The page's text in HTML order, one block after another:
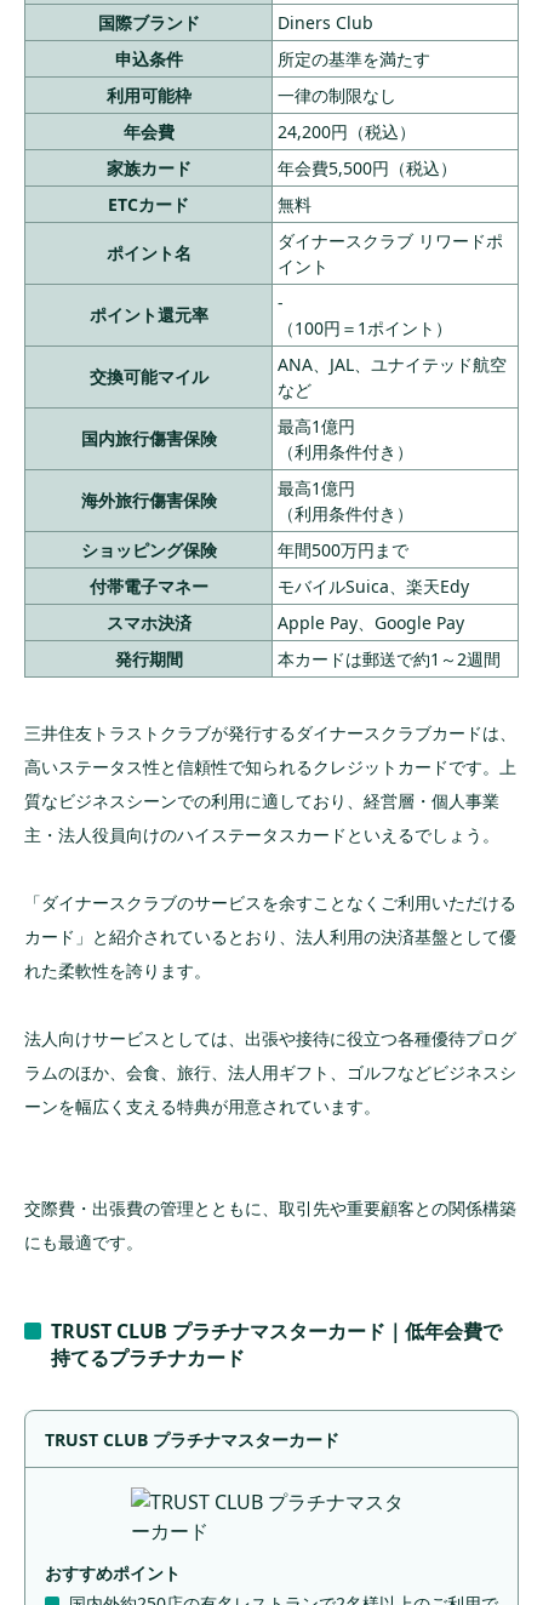
国際ブランド
Diners Club
申込条件
所定の基準を満たす
利用可能枠
一律の制限なし
年会費
24,200円（税込）
家族カード
年会費5,500円（税込）
ETCカード
無料
ポイント名
ダイナースクラブ リワードポ
イント
ポイント還元率
-
（100円＝1ポイント）
交換可能マイル
ANA、JAL、ユナイテッド航空
など
国内旅行傷害保険
最高1億円
（利用条件付き）
海外旅行傷害保険
最高1億円
（利用条件付き）
ショッピング保険
年間500万円まで
付帯電子マネー
モバイルSuica、楽天Edy
スマホ決済
Apple Pay、Google Pay
発行期間
本カードは郵送で約1～2週間
三井住友トラストクラブが発行するダイナースクラブカードは、
高いステータス性と信頼性で知られるクレジットカードです。上
質なビジネスシーンでの利用に適しており、経営層・個人事業
主・法人役員向けのハイステータスカードといえるでしょう。
「ダイナースクラブのサービスを余すことなくご利用いただける
カード」と紹介されているとおり、法人利用の決済基盤として優
れた柔軟性を誇ります。
法人向けサービスとしては、出張や接待に役立つ各種優待プログ
ラムのほか、会食、旅行、法人用ギフト、ゴルフなどビジネスシ
ーンを幅広く支える特典が用意されています。
交際費・出張費の管理とともに、取引先や重要顧客との関係構築
にも最適です。
TRUST CLUB プラチナマスターカード｜低年会費で
持てるプラチナカード
TRUST CLUB プラチナマスターカード
おすすめポイント